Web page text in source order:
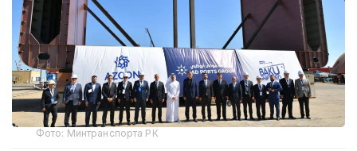
Фото: Минтранспорта РК